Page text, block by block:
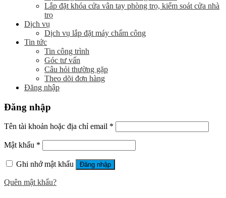
Lắp đặt khóa cửa vân tay phòng trọ, kiểm soát cửa nhà
trọ
Dịch vụ
Dịch vụ lắp đặt máy chấm công
Tin tức
Tin công trình
Góc tư vấn
Câu hỏi thường gặp
Theo dõi đơn hàng
Đăng nhập
Đăng nhập
Tên tài khoản hoặc địa chỉ email *
Mật khẩu *
Ghi nhớ mật khẩu Đăng nhập
Quên mật khẩu?